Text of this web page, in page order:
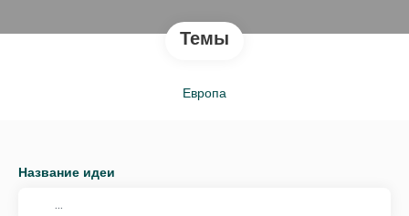
Темы
Европа
Название идеи